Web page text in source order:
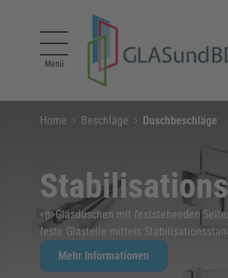
Menü
Home Beschläge Duschbeschläge
<p>Glasduschen mit feststehenden
feste Glasteile mittels
Mehr Informationen